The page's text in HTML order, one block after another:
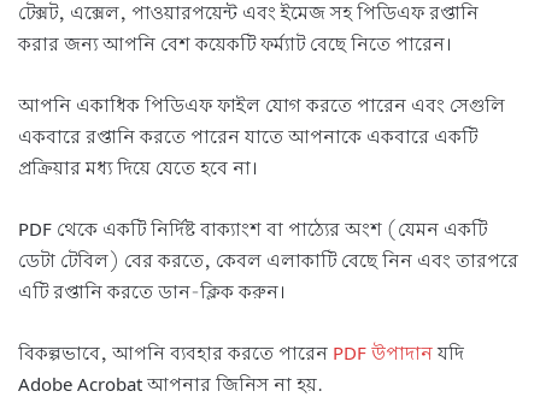
টেক্সট, এক্সেল, পাওয়ারপয়েন্ট এবং ইমেজ সহ পিডিএফ রপ্তানি
করার জন্য আপনি বেশ কয়েকটি ফর্ম্যাট বেছে নিতে পারেন।
আপনি একাধিক পিডিএফ ফাইল যোগ করতে পারেন এবং সেগুলি
একবারে রপ্তানি করতে পারেন যাতে আপনাকে একবারে একটি
প্রক্রিয়ার মধ্য দিয়ে যেতে হবে না।
PDF থেকে একটি নির্দিষ্ট বাক্যাংশ বা পাঠ্যের অংশ (যেমন একটি
ডেটা টেবিল) বের করতে, কেবল এলাকাটি বেছে নিন এবং তারপরে
এটি রপ্তানি করতে ডান-ক্লিক করুন।
বিকল্পভাবে, আপনি ব্যবহার করতে পারেন PDF উপাদানযদি
Adobe Acrobat আপনার জিনিস না হয়.